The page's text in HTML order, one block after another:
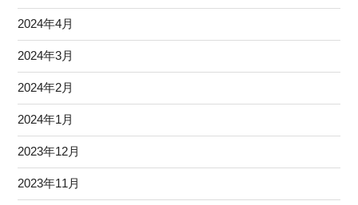
2024年4月
2024年3月
2024年2月
2024年1月
2023年12月
2023年11月